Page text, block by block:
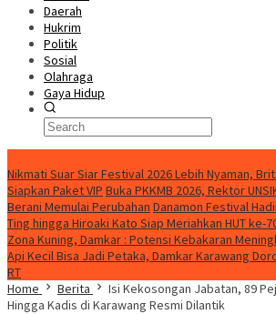
Daerah
Hukrim
Politik
Sosial
Olahraga
Gaya Hidup
Nikmati Suar Siar Festival 2026 Lebih Nyaman,
Siapkan Paket VIP Buka PKKMB 2026, Rektor
Berani Memulai Perubahan Danamon Festival
Ting hingga Hiroaki Kato Siap Meriahkan HUT ke-
Zona Kuning, Damkar : Potensi Kebakaran
Api Kecil Bisa Jadi Petaka, Damkar Karawang
RT
Home
Berita
Isi Kekosongan Jabatan, 89
Hingga Kadis di Karawang Resmi Dilantik